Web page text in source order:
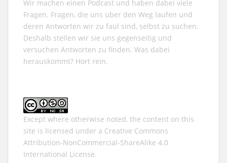
Wir machen einen Podcast und haben dabei viele
Fragen. Fragen, die uns über den Weg laufen und
deren Antworten wir zu faul sind, selbst zu suchen.
Deshalb stellen wir sie uns gegenseitig und
versuchen Antworten zu finden. Was dabei
herauskommt? Hört rein.
Except where otherwise noted, the content on this
site is licensed under a Creative Commons
Attribution-NonCommercial-ShareAlike 4.0
International License.